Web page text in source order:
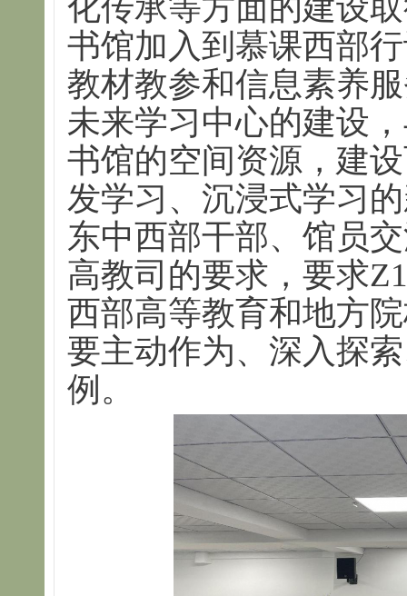
书馆加入到慕课西部
教材教参和信息素养
未来学习中心的建设
书馆的空间资源，建
发学习、沉浸式学习
东中西部干部、馆员
高教司的要求，要求
西部高等教育和地方
要主动作为、深入探
例。